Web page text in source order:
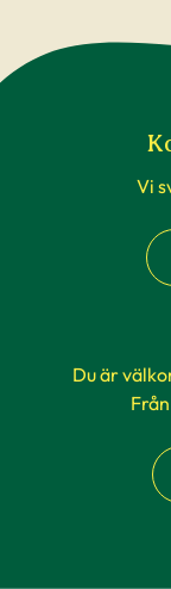
Vi
Du är